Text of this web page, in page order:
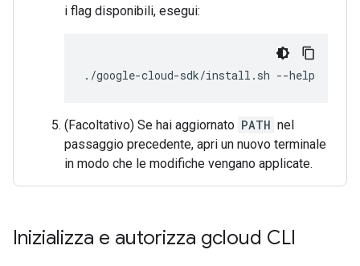
i flag disponibili, esegui:
./google-cloud-sdk/install.sh --help
(Facoltativo) Se hai aggiornato PATH nel
passaggio precedente, apri un nuovo terminale
in modo che le modifiche vengano applicate.
Inizializza e autorizza gcloud CLI